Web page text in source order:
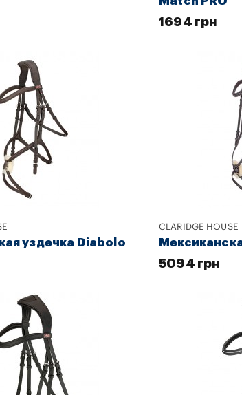
1694 грн
уздечка Diabolo
CLARIDGE HOUSE
5094 грн